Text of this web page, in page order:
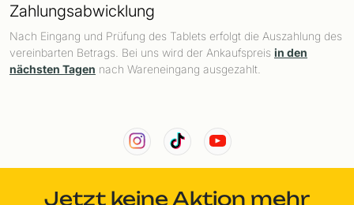
Zahlungsabwicklung
Nach Eingang und Prüfung des Tablets erfolgt die Auszahlung des
vereinbarten Betrags. Bei uns wird der Ankaufspreis in den
nächsten Tagen nach Wareneingang ausgezahlt.
Jetzt keine Aktion mehr